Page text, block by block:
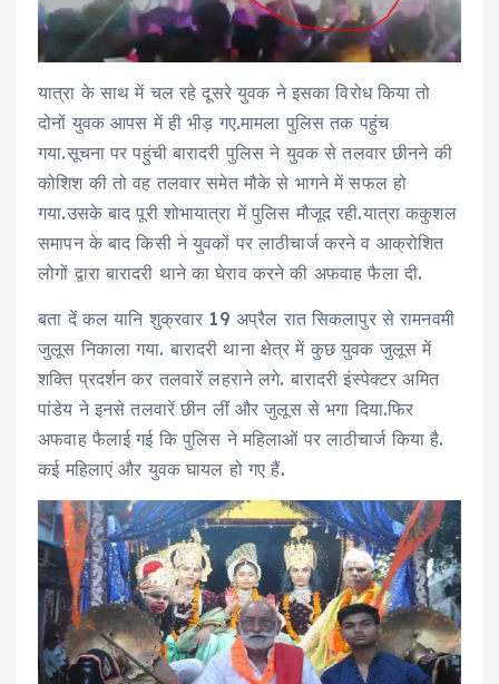
यात्रा के साथ में चल रहे दूसरे युवक ने इसका विरोध किया तो
दोनों युवक आपस में ही भीड़ गए.मामला पुलिस तक पहुंच
गया.सूचना पर पहुंची बारादरी पुलिस ने युवक से तलवार छीनने की
कोशिश की तो वह तलवार समेत मौके से भागने में सफल हो
गया.उसके बाद पूरी शोभायात्रा में पुलिस मौजूद रही.यात्रा ककुशल
समापन के बाद किसी ने युवकों पर लाठीचार्ज करने व आक्रोशित
लोगों द्वारा बारादरी थाने का घेराव करने की अफवाह फैला दी.
बता दें कल यानि शुक्रवार 19 अप्रैल रात सिकलापुर से रामनवमी
जुलूस निकाला गया. बारादरी थाना क्षेत्र में कुछ युवक जुलूस में
शक्ति प्रदर्शन कर तलवारें लहराने लगे. बारादरी इंस्पेक्टर अमित
पांडेय ने इनसे तलवारें छीन लीं और जुलूस से भगा दिया.फिर
अफवाह फैलाई गई कि पुलिस ने महिलाओं पर लाठीचार्ज किया है.
कई महिलाएं और युवक घायल हो गए हैं.